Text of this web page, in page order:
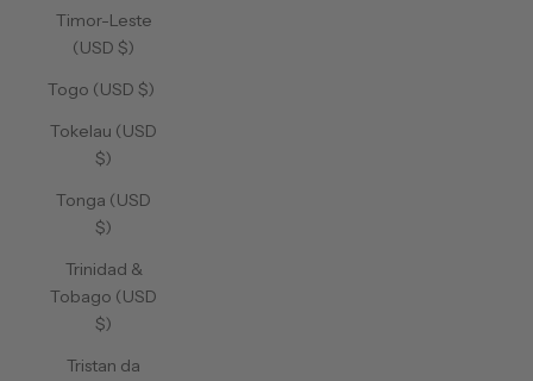
Timor-Leste
(USD $)
Togo (USD $)
Tokelau (USD
$)
Tonga (USD
$)
Trinidad &
Tobago (USD
$)
Tristan da